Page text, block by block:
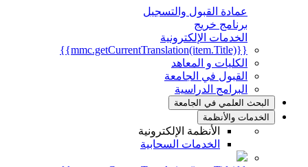
عمادة القبول والتسجيل
برنامج خريج
الخدمات الإلكترونية
{{mmc.getCurrentTranslation(item.Title)}}
الكليات و المعاهد
القبول في الجامعة
البرامج الدراسية
البحث العلمي في الجامعة
الخدمات والأنظمة
الأنظمة الإلكترونية
الخدمات السحابية